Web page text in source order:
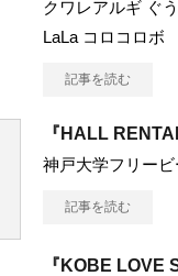
クワレアルギ ぐ
LaLa コロコロボ
記事を読む
『HALL
神戸大学フリービ
記事を読む
『KOBE LOVE